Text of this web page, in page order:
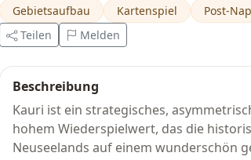
Gebietsaufbau Kartenspiel Post-
Teilen
Melden
Beschreibung
Kauri ist ein strategisches,
hohem Wiederspielwert, das die
Neuseelands auf einem wunderschön